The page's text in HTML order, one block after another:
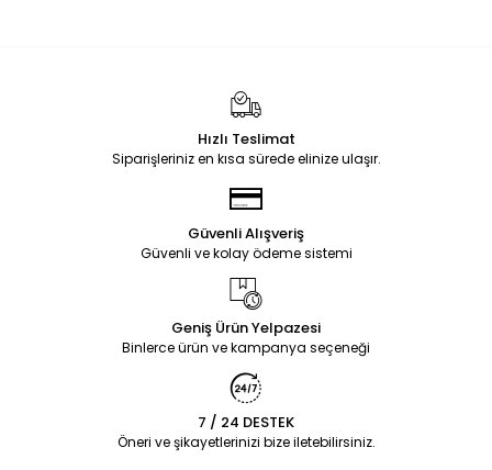
Hızlı Teslimat
Siparişleriniz en kısa sürede elinize ulaşır.
Güvenli Alışveriş
Güvenli ve kolay ödeme sistemi
Geniş Ürün Yelpazesi
Binlerce ürün ve kampanya seçeneği
7 / 24 DESTEK
Öneri ve şikayetlerinizi bize iletebilirsiniz.